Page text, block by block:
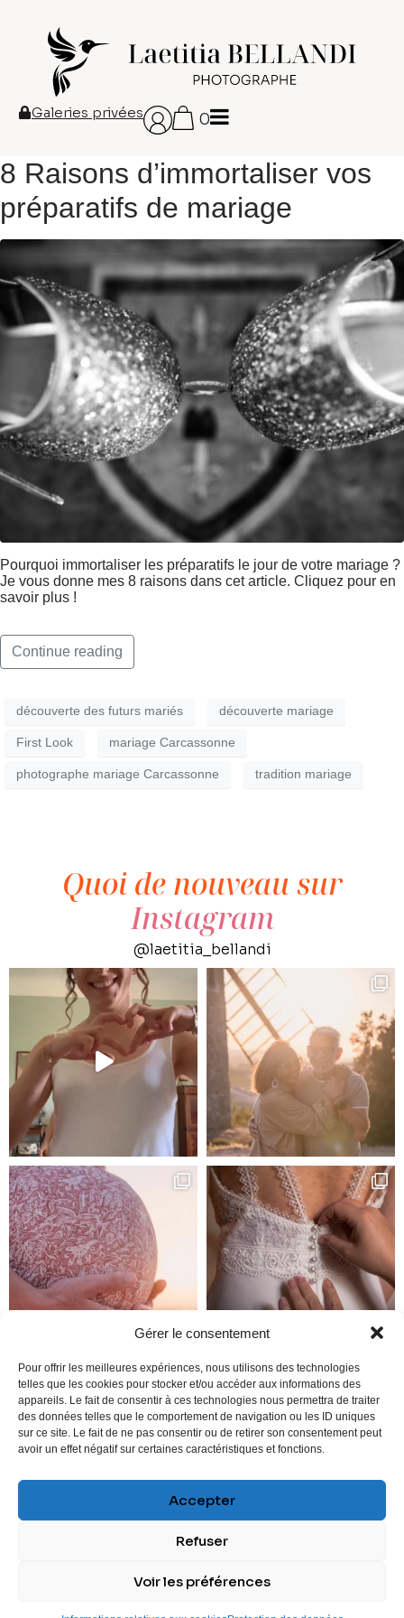
Gérer le consentement
Pour offrir les meilleures expériences, nous utilisons des technologies
telles que les cookies pour stocker et/ou accéder aux informations des
appareils. Le fait de consentir à ces technologies nous permettra de traiter
des données telles que le comportement de navigation ou les ID uniques
sur ce site. Le fait de ne pas consentir ou de retirer son consentement peut
avoir un effet négatif sur certaines caractéristiques et fonctions.
Accepter
Refuser
Voir les préférences
Galeries privées 0
8 Raisons d’immortaliser vos
préparatifs de mariage
Pourquoi immortaliser les préparatifs le jour de votre mariage ?
Je vous donne mes 8 raisons dans cet article. Cliquez pour en
savoir plus !
Continue reading
découverte des futurs mariés découverte mariage
First Look mariage Carcassonne
photographe mariage Carcassonne tradition mariage
Quoi de nouveau sur
Instagram
@laetitia_bellandi
CGV|Mentions légales|